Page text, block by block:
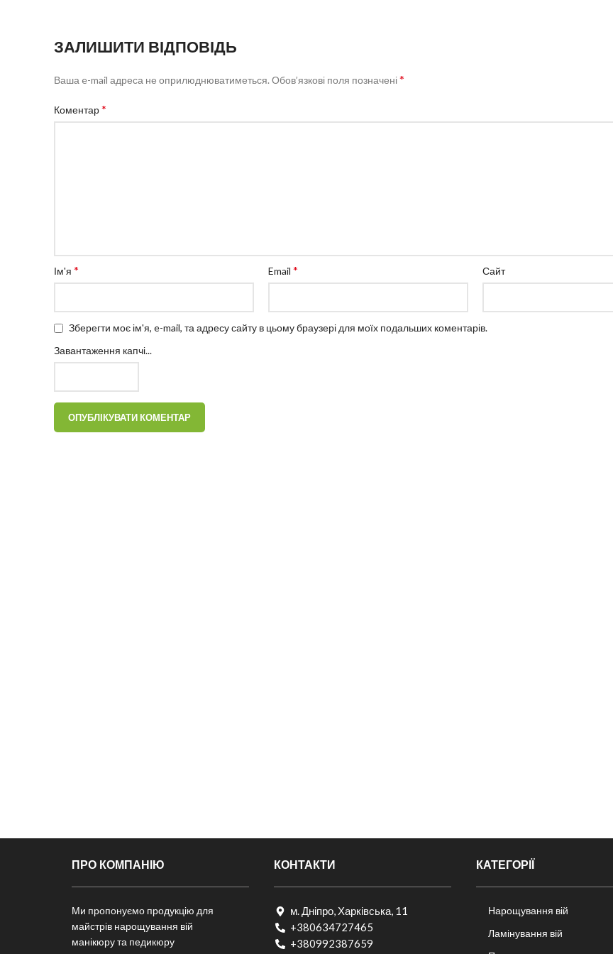
ЗАЛИШИТИ ВІДПОВІДЬ
Ваша e-mail адреса не оприлюднюватиметься. Обов’язкові поля позначені*
Коментар*
Ім'я * Email* Сайт
Зберегти моє ім'я, e-mail, та адресу сайту в цьому браузері для моїх подальших коментарів.
Завантаження капчі...
ПРО КОМПАНІЮ
Ми пропонуємо продукцію для
майстрів нарощування вій
манікюру та педикюру
КОНТАКТИ
м. Дніпро, Харківська, 11
+380634727465
+380992387659
КАТЕГОРІЇ
Нарощування вій
Ламінування вій